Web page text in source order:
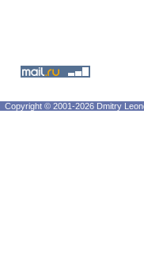
Copyright © 2001-2026 Dmitry